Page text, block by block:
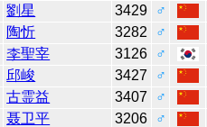
劉星 3429
♂
陶忻 3282
♂
李聖宰 3126
♂
邱峻 3427
♂
古霊益 3407
♂
聂卫平 3206
♂